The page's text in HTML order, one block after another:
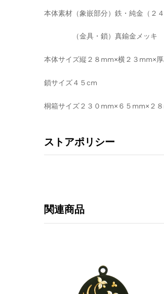
本体素材（象嵌部分）鉄・純金（２４
（金具・鎖）真鍮金メッキ
本体サイズ縦２８mm×横２３mm×
鎖サイズ４５cm
桐箱サイズ２３０mm×６５mm×２
ストアポリシー
関連商品